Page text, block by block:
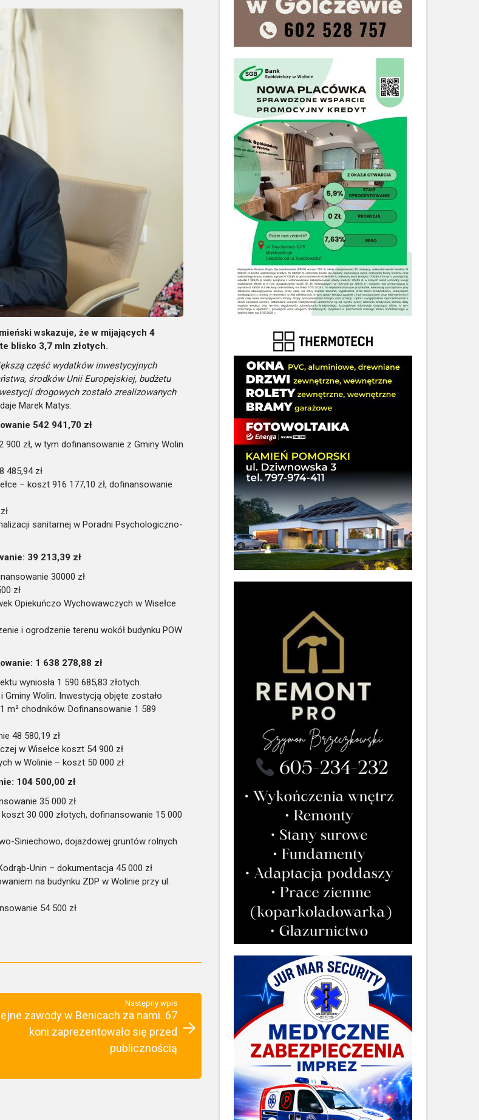
wskazuje, że w mijających 4
blisko 3,7 mln złotych.
część wydatków inwestycyjnych
środków Unii Europejskiej, budżetu
drogowych zostało zrealizowanych
Marek Matys.
542 941,70 zł
zł, w tym dofinansowanie z Gminy Wolin
485,94 zł
– koszt 916 177,10 zł, dofinansowanie
sanitarnej w Poradni Psychologiczno-
39 213,39 zł
30000 zł
zł
Opiekuńczo Wychowawczych w Wisełce
i ogrodzenie terenu wokół budynku POW
1 638 278,88 zł
wyniosła 1 590 685,83 złotych.
Gminy Wolin. Inwestycją objęte zostało
m² chodników. Dofinansowanie 1 589
48 580,19 zł
w Wisełce koszt 54 900 zł
w Wolinie – koszt 50 000 zł
104 500,00 zł
35 000 zł
30 000 złotych, dofinansowanie 15 000
Siniechowo, dojazdowej gruntów rolnych
Unin – dokumentacja 45 000 zł
na budynku ZDP w Wolinie przy ul.
54 500 zł
Następny wpis
zawody w Benicach za nami. 67
koni zaprezentowało się przed
publicznością